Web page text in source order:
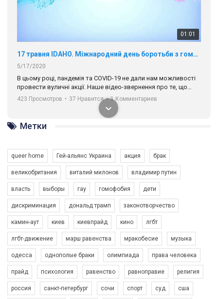
01:01
17 травня IDAHO. Міжнародний день боротьби з гомофобією трансфобією і біфобія.
5/17/2020
В цьому році, пандемія та COVІD-19 не дали нам можливості
провести вуличні акції. Наше відео-звернення про те, що
навіть коли ми у різних містах та не можемо зустрінеться, ми
разом. Ми закликаємо всіх хто поділяє цінності рівності та
солідарності, приєднатися до нас. Регіональні підрозділи
ГАУ є в 16 областях України.
Разом наш голос лунає гучніше!
423 Просмотров • 37 Нравится • 1 Комментариев
Зупинимо насильство проти ЛГБТ в Україні! Stop violence against LGBT in Ukraine!
6/30/2017
Емоційний та вражаючий промо-ролік на конкурс PACT, який
представляє програму "Гей-альянс Україна" з протидії
насильству проти ЛГБТ в Україні.
1.9K Просмотров • 226 Нравится • 5 Комментариев
Метки
queer home Гей-альянс Украина акция брак
великобритания виталий милонов владимир путин
власть выборы гау гомофобия дети
дискриминация дональд трамп законотворчество
камин-аут киев киевпрайд кино лгбт
лгбт-движение марш равенства мракобесие музыка
одесса однополые браки олимпиада права человека
прайд психология равенство равноправие религия
россия санкт-петербург сочи спорт суд сша